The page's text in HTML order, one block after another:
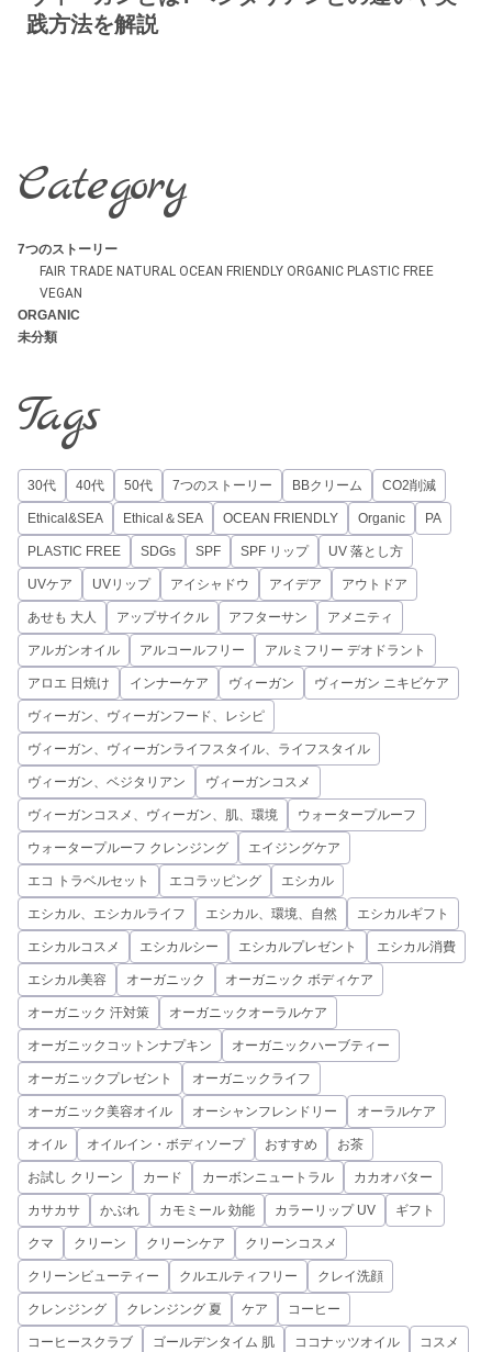
践方法を解説
Category
7つのストーリー
FAIR TRADE NATURAL OCEAN FRIENDLY ORGANIC PLASTIC FREE
VEGAN
ORGANIC
未分類
Tags
30代 40代 50代 7つのストーリー BBクリーム CO2削減
Ethical&SEA Ethical＆SEA OCEAN FRIENDLY Organic PA
PLASTIC FREE SDGs SPF SPF リップ UV 落とし方
UVケア UVリップ アイシャドウ アイデア アウトドア
あせも 大人 アップサイクル アフターサン アメニティ
アルガンオイル アルコールフリー アルミフリー デオドラント
アロエ 日焼け インナーケア ヴィーガン ヴィーガン ニキビケア
ヴィーガン、ヴィーガンフード、レシピ
ヴィーガン、ヴィーガンライフスタイル、ライフスタイル
ヴィーガン、ベジタリアン ヴィーガンコスメ
ヴィーガンコスメ、ヴィーガン、肌、環境 ウォータープルーフ
ウォータープルーフ クレンジング エイジングケア
エコ トラベルセット エコラッピング エシカル
エシカル、エシカルライフ エシカル、環境、自然 エシカルギフト
エシカルコスメ エシカルシー エシカルプレゼント エシカル消費
エシカル美容 オーガニック オーガニック ボディケア
オーガニック 汗対策 オーガニックオーラルケア
オーガニックコットンナプキン オーガニックハーブティー
オーガニックプレゼント オーガニックライフ
オーガニック美容オイル オーシャンフレンドリー オーラルケア
オイル オイルイン・ボディソープ おすすめ お茶
お試し クリーン カード カーボンニュートラル カカオバター
カサカサ かぶれ カモミール 効能 カラーリップ UV ギフト
クマ クリーン クリーンケア クリーンコスメ
クリーンビューティー クルエルティフリー クレイ洗顔
クレンジング クレンジング 夏 ケア コーヒー
コーヒースクラブ ゴールデンタイム 肌 ココナッツオイル コスメ